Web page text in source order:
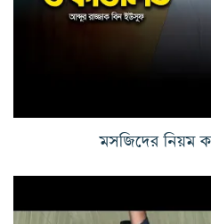
মসজিদের নিয়ম